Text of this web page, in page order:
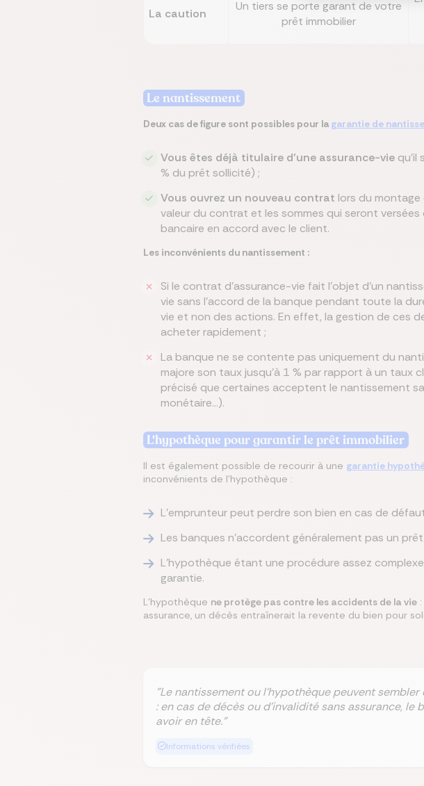
La caution
Un tiers se porte garant de votre
prêt immobilier
Le nantissement
Deux cas de figure sont possibles pour la garantie de
Vous êtes déjà titulaire d'une assurance-viequ'il
% du prêt sollicité) ;
Vous ouvrez un nouveau contrat lors du
valeur du contrat et les sommes qui seront
bancaire en accord avec le client.
Les inconvénients du nantissement :
Si le contrat d'assurance-vie fait l'objet d'un
vie sans l’accord de la banque pendant toute la
vie et non des actions. En effet, la gestion de ces
acheter rapidement ;
La banque ne se contente pas uniquement du
majore son taux jusqu’à 1 % par rapport à un taux
précisé que certaines acceptent le nantissement
monétaire…).
L'hypothèque pour garantir le prêt immobilier
Il est également possible de recourir à une garantie
inconvénients de l'hypothèque :
L'emprunteur peut perdre son bien en cas de
Les banques n'accordent généralement pas un
L'hypothèque étant une procédure assez
garantie.
L’hypothèque ne protège pas contre les accidents de la vie
assurance, un décès entraînerait la revente du bien pour
"Le nantissement ou l’hypothèque peuvent
: en cas de décès ou d’invalidité sans assurance,
avoir en tête."
Informations vérifiées